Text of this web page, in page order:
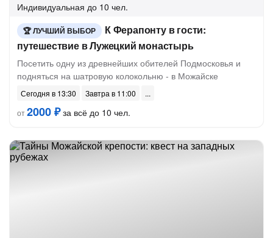
Индивидуальная до 10 чел.
ЛУЧШИЙ ВЫБОР
К Ферапонту в гости:
путешествие в Лужецкий монастырь
Посетить одну из древнейших обителей Подмосковья и
подняться на шатровую колокольню - в Можайске
Сегодня в 13:30
Завтра в 11:00
от2000 ₽за всё до 10 чел.